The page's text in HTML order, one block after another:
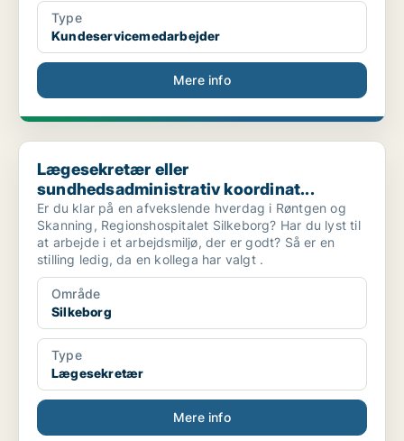
Type
Kundeservicemedarbejder
Mere info
Lægesekretær eller sundhedsadministrativ koordinat...
Lægesekretær eller
sundhedsadministrativ koordinat...
Er du klar på en afvekslende hverdag i Røntgen og
Skanning, Regionshospitalet Silkeborg? Har du lyst til
at arbejde i et arbejdsmiljø, der er godt? Så er en
stilling ledig, da en kollega har valgt .
Område
Silkeborg
Type
Lægesekretær
Mere info